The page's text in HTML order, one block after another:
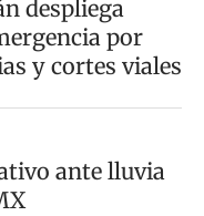
despliega
por
y cortes viales
ante lluvia